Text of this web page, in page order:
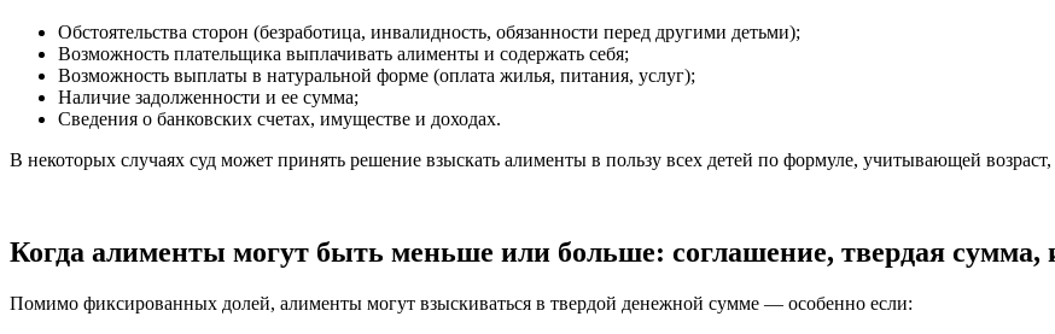
Обстоятельства сторон (безработица, инвалидность, обязанности перед другими детьми);
Возможность плательщика выплачивать алименты и содержать себя;
Возможность выплаты в натуральной форме (оплата жилья, питания, услуг);
Наличие задолженности и ее сумма;
Сведения о банковских счетах, имуществе и доходах.
В некоторых случаях суд может принять решение взыскать алименты в пользу всех детей по формуле, учитывающей возраст,
Когда алименты могут быть меньше или больше: соглашение, твердая сумма,
Помимо фиксированных долей, алименты могут взыскиваться в твердой денежной сумме — особенно если: